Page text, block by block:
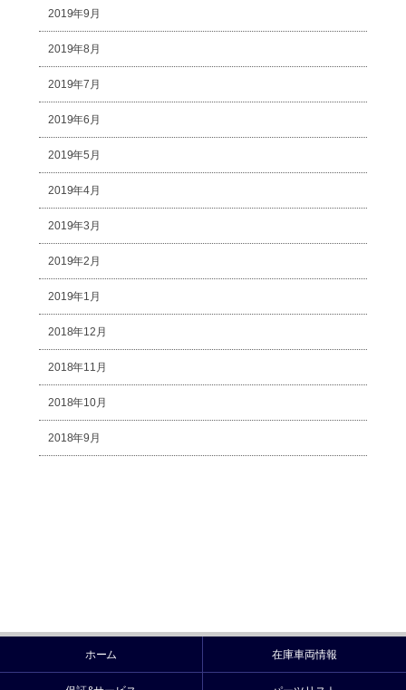
2019年9月
2019年8月
2019年7月
2019年6月
2019年5月
2019年4月
2019年3月
2019年2月
2019年1月
2018年12月
2018年11月
2018年10月
2018年9月
ホーム 在庫車両情報